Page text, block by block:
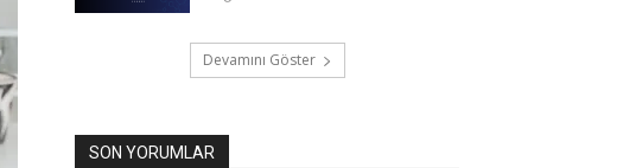
Devamını Göster
SON YORUMLAR